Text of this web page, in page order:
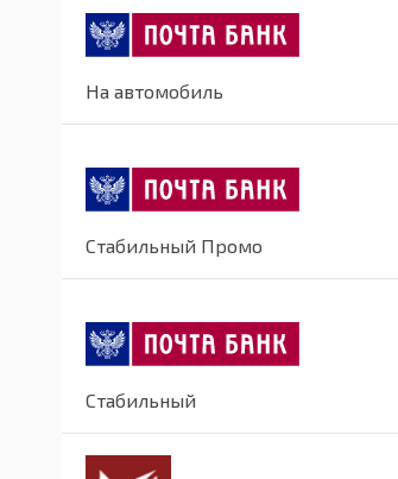
На автомобиль
Стабильный Промо
Стабильный